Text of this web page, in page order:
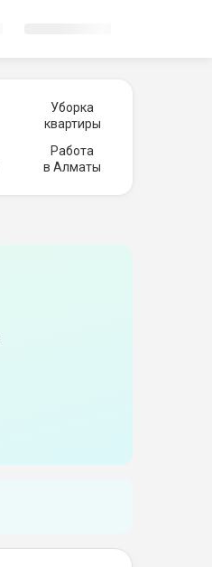
Уборка
квартиры
Работа
в Алматы